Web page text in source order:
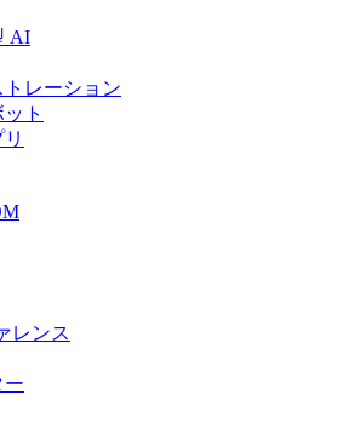
AI
レーション
ト
レンス
ー